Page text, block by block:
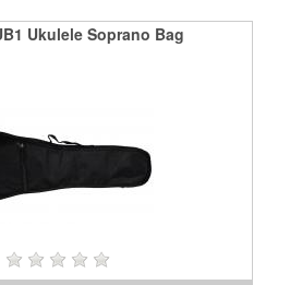
Ukulele Soprano Bag